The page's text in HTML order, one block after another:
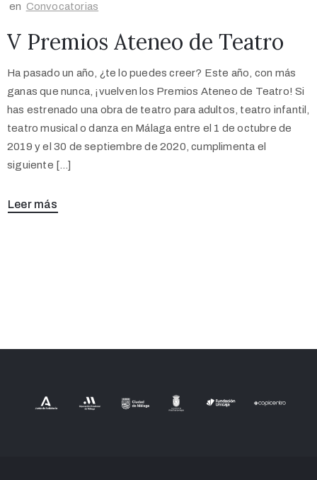
en Convocatorias
V Premios Ateneo de Teatro
Ha pasado un año, ¿te lo puedes creer? Este año, con más
ganas que nunca, ¡vuelven los Premios Ateneo de Teatro! Si
has estrenado una obra de teatro para adultos, teatro infantil,
teatro musical o danza en Málaga entre el 1 de octubre de
2019 y el 30 de septiembre de 2020, cumplimenta el
siguiente […]
Leer más